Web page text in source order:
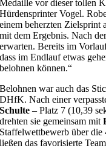
Medaille vor dieser tollen
Hürdensprinter Vogel.
einem beherzten Zielsprint
mit dem Ergebnis. Nach
erwarten. Bereits im
dass im Endlauf etwas
belohnen können.“
Belohnen war auch das
DHfK. Nach einer
Schulte – Platz 7 (10,39
drehten sie gemeinsam mit
Staffelwettbewerb über
ließen das favorisierte